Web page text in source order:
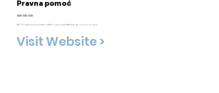
1300 888 529
Pravna pomoć
Ako imate pravni problem u NSW-u, Legal Aid NSW je tu da vam pomogne.
Visit Website >